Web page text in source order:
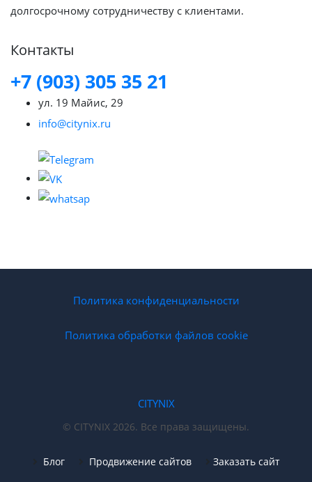
долгосрочному сотрудничеству с клиентами.
Контакты
+7 (903) 305 35 21
ул. 19 Майис, 29
info@citynix.ru
Политика конфиденциальности
Политика обработки файлов cookie
CITYNIX
© CITYNIX 2026. Все права защищены.
Блог Продвижение сайтов Заказать сайт